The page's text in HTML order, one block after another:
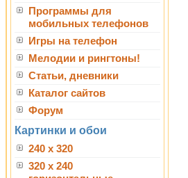
Программы для
мобильных телефонов
Игры на телефон
Мелодии и рингтоны!
Статьи, дневники
Каталог сайтов
Форум
Картинки и обои
240 x 320
320 x 240